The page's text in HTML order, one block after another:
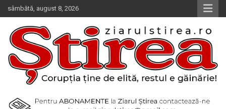
Skip
to
content
sâmbătă, august 8, 2026
Ziarul Știrea